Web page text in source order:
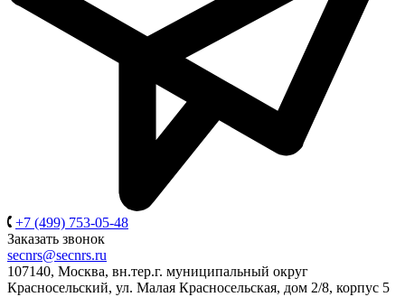
+7 (499) 753-05-48
Заказать звонок
secnrs@secnrs.ru
107140, Москва, вн.тер.г. муниципальный округ
Красносельский, ул. Малая Красносельская, дом 2/8, корпус 5